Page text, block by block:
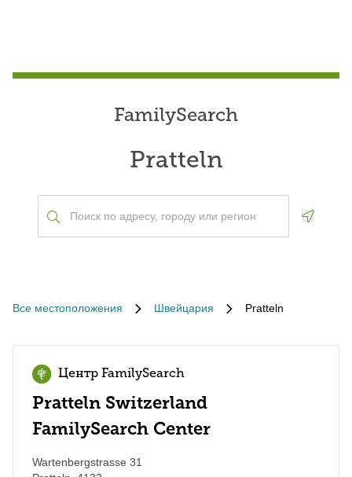
FamilySearch
Pratteln
Все местоположения Швейцария Pratteln
Центр FamilySearch
Pratteln Switzerland
FamilySearch Center
Wartenbergstrasse 31